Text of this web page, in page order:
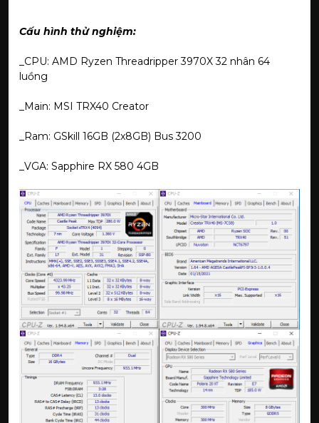
Cấu hình thử nghiệm:
_CPU: AMD Ryzen Threadripper 3970X 32 nhân 64
luồng
_Main: MSI TRX40 Creator
_Ram: GSkill 16GB (2x8GB) Bus 3200
_VGA: Sapphire RX 580 4GB